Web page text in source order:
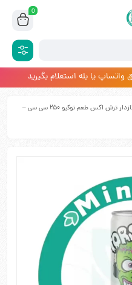
0
یا بله استعلام بگیرید
نوشیدنی گازدار ترش اکس طعم توکیو 250 سی سی –